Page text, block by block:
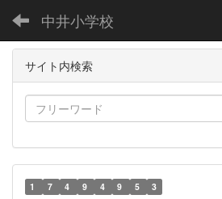
中井小学校
サイト内検索
1 7 4 9 4 9 5 3